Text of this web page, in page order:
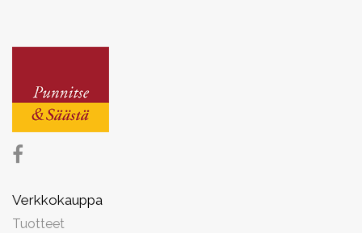
Verkkokauppa
Tuotteet